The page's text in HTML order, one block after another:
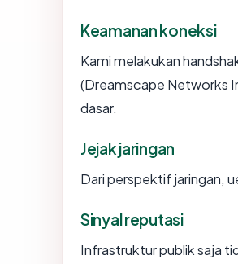
Keamanan koneksi
Kami melakukan
(Dreamscape Networks
dasar.
Jejak jaringan
Dari perspektif jaringan,
Sinyal reputasi
Infrastruktur publik saja